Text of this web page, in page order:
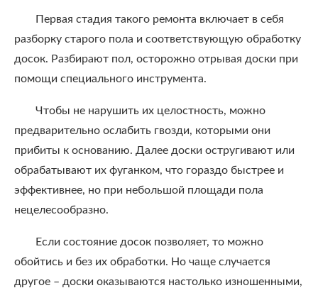
Первая стадия такого ремонта включает в себя
разборку старого пола и соответствующую обработку
досок. Разбирают пол, осторожно отрывая доски при
помощи специального инструмента.
Чтобы не нарушить их целостность, можно
предварительно ослабить гвозди, которыми они
прибиты к основанию. Далее доски остругивают или
обрабатывают их фуганком, что гораздо быстрее и
эффективнее, но при небольшой площади пола
нецелесообразно.
Если состояние досок позволяет, то можно
обойтись и без их обработки. Но чаще случается
другое – доски оказываются настолько изношенными,